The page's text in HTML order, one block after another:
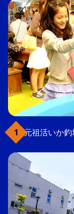
元祖活いか釣